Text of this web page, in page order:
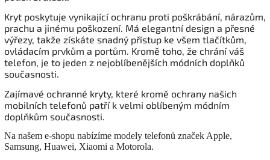
Kryt poskytuje vynikající ochranu proti poškrábání, nárazům,
prachu a jinému poškození. Má elegantní design a přesné
výřezy, takže získáte snadný přístup ke všem tlačítkům,
ovládacím prvkům a portům. Kromě toho, že chrání váš
telefon, je to jeden z nejoblíbenějších módních doplňků
současnosti.
Zajímavé ochranné kryty, které kromě ochrany našich
mobilních telefonů patří k velmi oblíbeným módním
doplňkům současnosti.
Na našem e-shopu nabízíme modely telefonů značek Apple,
Samsung, Huawei, Xiaomi a Motorola.